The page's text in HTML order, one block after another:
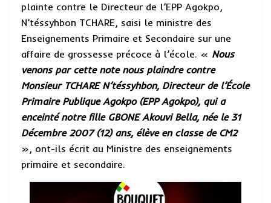
plainte contre le Directeur de l’EPP Agokpo,
N’téssyhbon TCHARE, saisi le ministre des
Enseignements Primaire et Secondaire sur une
affaire de grossesse précoce à l’école. « Nous
venons par cette note nous plaindre contre
Monsieur TCHARE N’téssyhbon, Directeur de l’École
Primaire Publique Agokpo (EPP Agokpo), qui a
enceinté notre fille GBONE Akouvi Bella, née le 31
Décembre 2007 (12) ans, élève en classe de CM2
», ont-ils écrit au Ministre des enseignements
primaire et secondaire.